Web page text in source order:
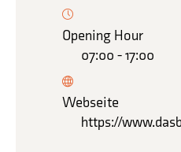
Opening Hour
07:00 - 17:00
Webseite
https://